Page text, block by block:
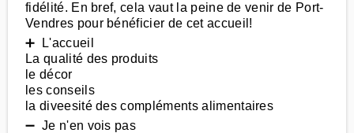
fidélité. En bref, cela vaut la peine de venir de Port-
Vendres pour bénéficier de cet accueil!
➕ L'accueil
La qualité des produits
le décor
les conseils
la diveesité des compléments alimentaires
➖ Je n'en vois pas